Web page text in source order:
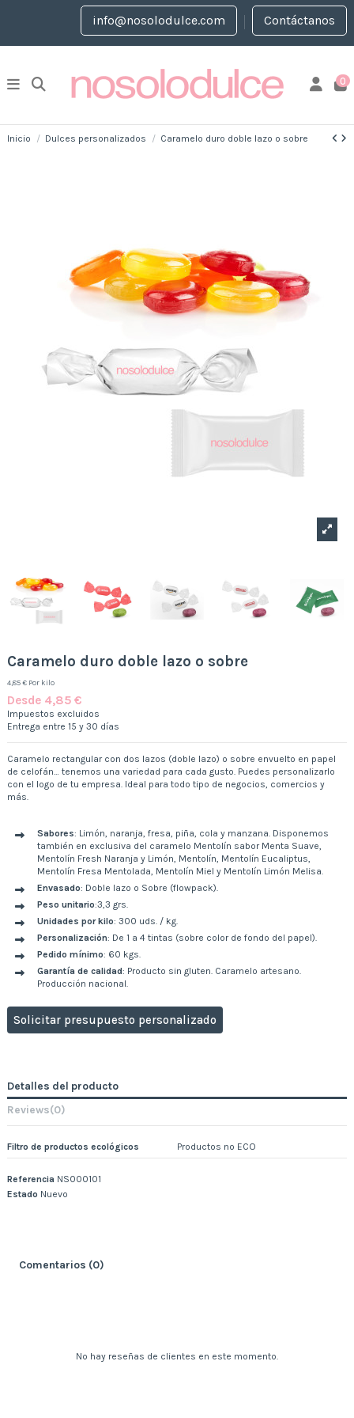
info@nosolodulce.com Contáctanos
0
Inicio Dulces personalizados Caramelo duro doble lazo o sobre
Caramelo duro doble lazo o sobre
4,85 € Por kilo
Desde 4,85 €
Impuestos excluidos
Entrega entre 15 y 30 días
Caramelo rectangular con dos lazos (doble lazo) o sobre envuelto en papel
de celofán… tenemos una variedad para cada gusto. Puedes personalizarlo
con el logo de tu empresa. Ideal para todo tipo de negocios, comercios y
más.
Sabores: Limón, naranja, fresa, piña, cola y manzana. Disponemos
también en exclusiva del caramelo Mentolín sabor Menta Suave,
Mentolín Fresh Naranja y Limón, Mentolín, Mentolín Eucaliptus,
Mentolín Fresa Mentolada, Mentolín Miel y Mentolín Limón Melisa.
Envasado: Doble lazo o Sobre (flowpack).
Peso unitario:3,3 grs.
Unidades por kilo: 300 uds. / kg.
Personalización: De 1 a 4 tintas (sobre color de fondo del papel).
Pedido mínimo: 60 kgs.
Garantía de calidad: Producto sin gluten. Caramelo artesano.
Producción nacional.
Solicitar presupuesto personalizado
Detalles del producto
Reviews(0)
Filtro de productos ecológicos Productos no ECO
Referencia NS000101
Estado Nuevo
Comentarios (0)
No hay reseñas de clientes en este momento.